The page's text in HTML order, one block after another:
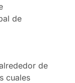
de
de
cuales